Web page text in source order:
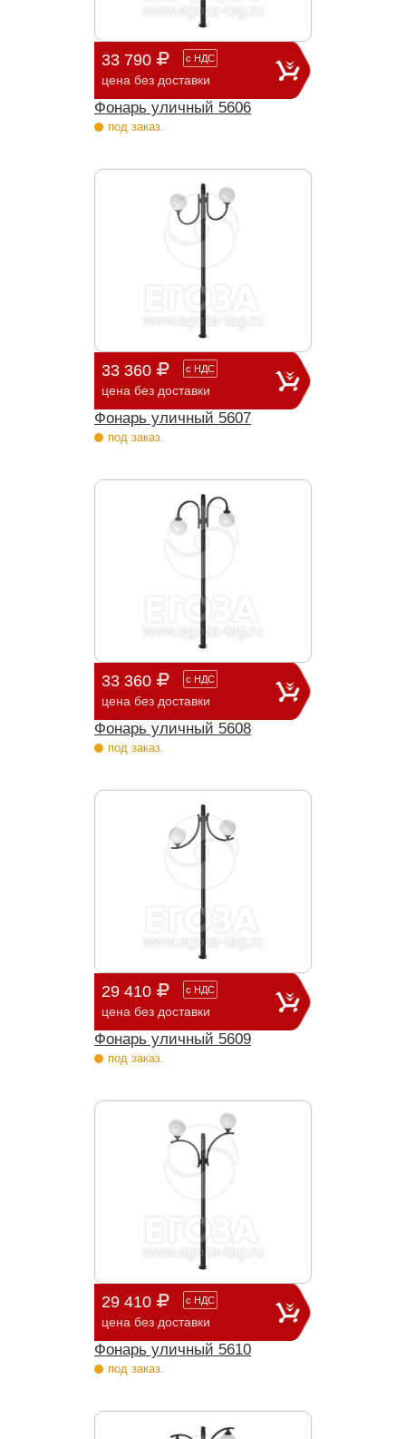
33 790 с НДС
цена без доставки
Фонарь уличный 5606
под заказ.
33 360 с НДС
цена без доставки
Фонарь уличный 5607
под заказ.
33 360 с НДС
цена без доставки
Фонарь уличный 5608
под заказ.
29 410 с НДС
цена без доставки
Фонарь уличный 5609
под заказ.
29 410 с НДС
цена без доставки
Фонарь уличный 5610
под заказ.